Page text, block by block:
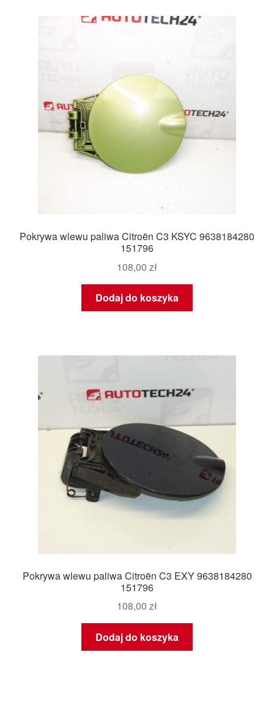
Pokrywa wlewu paliwa Citroën C3 KSYC 9638184280
151796
108,00 zł
Dodaj do koszyka
Pokrywa wlewu paliwa Citroën C3 EXY 9638184280
151796
108,00 zł
Dodaj do koszyka